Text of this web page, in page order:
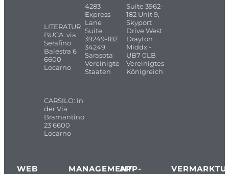
LITERATUR
BUCA: via
Serafino
Balestra 6
6600
Locarno
CARSILO: in
der Via
Bramantino
23 6600
Locarno
4283
Express
Lane
Suite
39249-182
34249
Sarasota
Vereinigte
Staaten
Suite 3962-
182 Unit 9,
Skyport
Drive West
Drayton
Middx -
UB7 0LB
Vereinigtes
Königreich
WEB MANAGEMENT
APP-